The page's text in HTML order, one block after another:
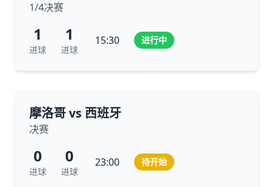
1/4决赛
1
进球
1
进球
15:30 进行中
摩洛哥 vs 西班牙
决赛
0
进球
0
进球
23:00 待开始